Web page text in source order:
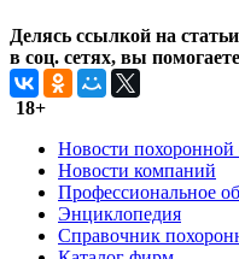
Делясь ссылкой на
в соц. сетях, вы
18+
Новости похоронной
Новости компаний
Профессиональное
Энциклопедия
Справочник